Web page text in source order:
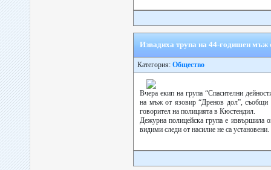
Извадиха трупа на 44-годишен мъж
Категория: Общество
Вчера екип на група “Спасителни
на мъж от язовир “Дренов дол”, съобщи
говорител на полицията в Кюстендил.
Дежурна полицейска група е извършила
видими следи от насилие не са